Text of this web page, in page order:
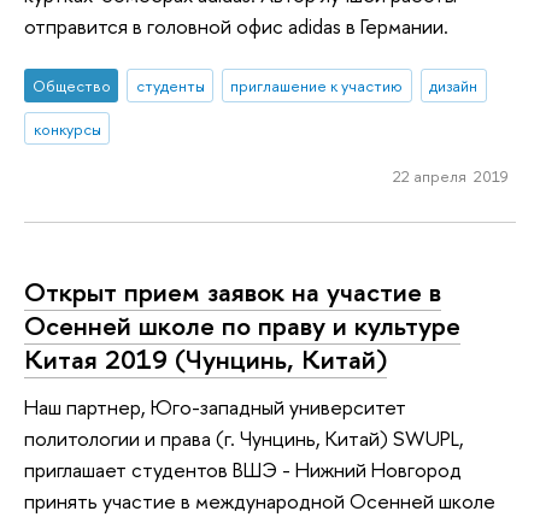
отправится в головной офис adidas в Германии.
Общество студенты приглашение к участию
дизайн
конкурсы
22 апреля 2019
Открыт прием заявок на участие в
Осенней школе по праву и культуре
Китая 2019 (Чунцинь, Китай)
Наш партнер, Юго-западный университет
политологии и права (г. Чунцинь, Китай) SWUPL,
приглашает студентов ВШЭ - Нижний Новгород
принять участие в международной Осенней школе